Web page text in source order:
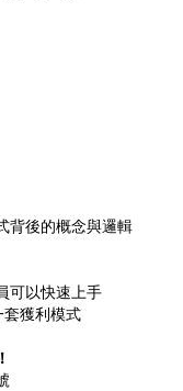
背後的概念與邏輯
可以快速上手
獲利模式